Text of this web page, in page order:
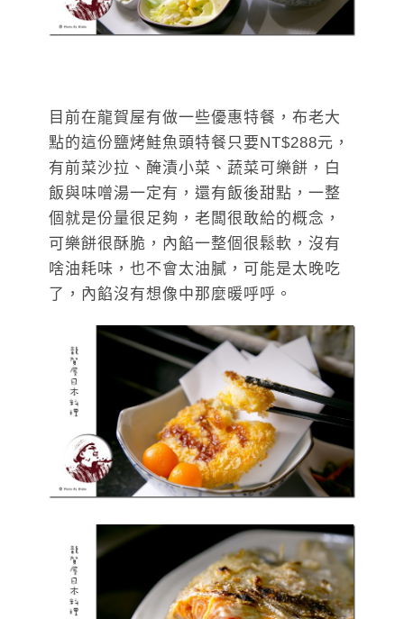
目前在龍賀屋有做一些優惠特餐，布老大
點的這份鹽烤鮭魚頭特餐只要NT$288元，
有前菜沙拉、醃漬小菜、蔬菜可樂餅，白
飯與味噌湯一定有，還有飯後甜點，一整
個就是份量很足夠，老闆很敢給的概念，
可樂餅很酥脆，內餡一整個很鬆軟，沒有
啥油耗味，也不會太油膩，可能是太晚吃
了，內餡沒有想像中那麼暖呼呼。